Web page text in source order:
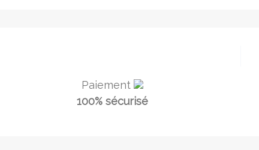
Paiement
100% sécurisé